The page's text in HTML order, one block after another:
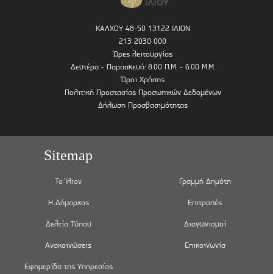
ΚΑΛΧΟΥ 48-50 13122 ΙΛΙΟΝ
213 2030 000
Ώρες λειτουργίας
Δευτέρα - Παρασκευή: 8.00 Π.Μ. - 6.00 Μ.Μ.
Όροι Χρήσης
Πολιτική Προστασίας Προσωπικών Δεδομένων
Δήλωση Προσβασιμότητας
Sitemap
Το Ίλιον
Η Δήμαρχος
Δελτία Τύπου
Ανακοινώσεις
Εφημερίδα της Υπηρεσίας
Γραμμή Δημότη
Επιτροπές
Διαγωνισμοί
Επικοινωνία